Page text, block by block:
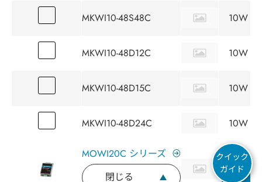
クイック
ガイド
MKWI10-48S48C 10W
MKWI10-48D12C 10W
MKWI10-48D15C 10W
MKWI10-48D24C 10W
MOWI20C シリーズ
閉じる